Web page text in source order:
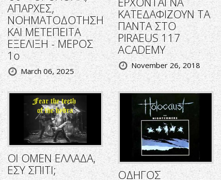
ΑΠΑΡΧΕΣ,
ΝΟΗΜΑΤΟΔΟΤΗΣΗ
ΚΑΙ ΜΕΤΕΠΕΙΤΑ
ΕΞΕΛΙΞΗ - ΜΕΡΟΣ
1ο
March 06, 2025
ΚΑΤΕΔΑΦΙΖΟΥΝ ΤΑ
ΠΑΝΤΑ ΣΤΟ
PIRAEUS 117
ACADEMY
November 26, 2018
ΟΙ OMEN ΕΛΛΑΔΑ,
ΕΣΥ ΣΠΙΤΙ;
ΟΔΗΓΟΣ